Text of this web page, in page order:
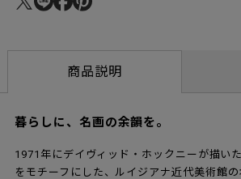
商品説明
暮らしに、名画の余韻を。
1971年にデイヴィッド・ホックニーが描い
をモチーフにした、ルイジアナ近代美術館